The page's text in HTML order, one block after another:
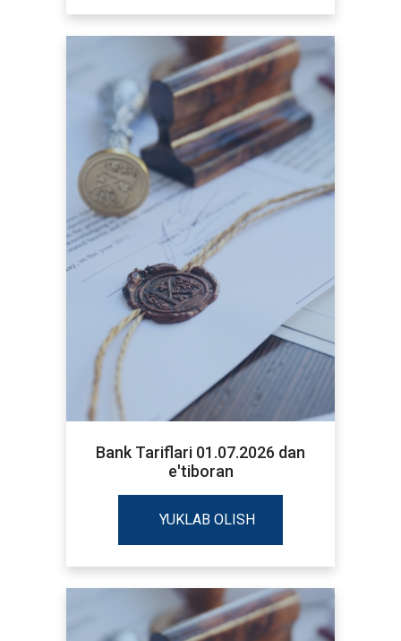
Bank Tariflari 01.07.2026 dan
e'tiboran
YUKLAB OLISH